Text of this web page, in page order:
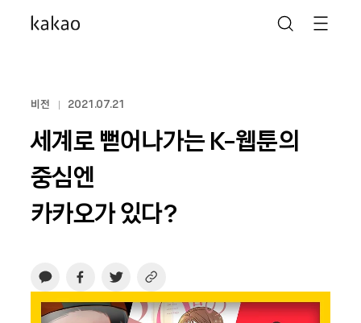
비전 2021.07.21
세계로 뻗어나가는 K-웹툰의
중심엔
카카오가 있다?